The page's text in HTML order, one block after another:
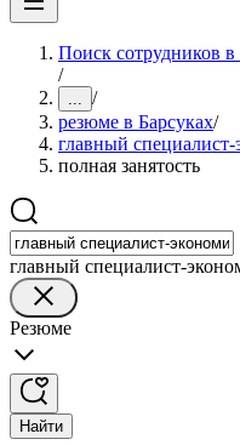
Поиск сотрудников в
/
... /
резюме в Барсуках/
главный специалист-
полная занятость
главный специалист-
Резюме
Найти